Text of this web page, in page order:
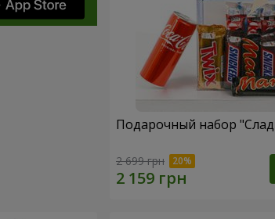
Подарочный набор
2 699 грн